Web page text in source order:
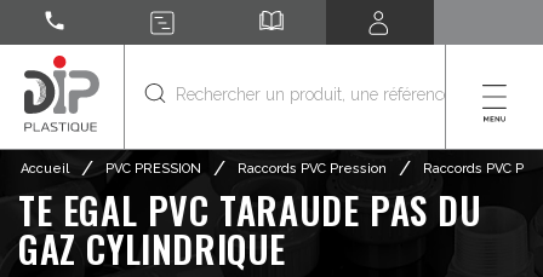
call
Accueil / PVC PRESSION / Raccords PVC Pression / Raccords PVC
TE EGAL PVC TARAUDE PAS DU
GAZ CYLINDRIQUE